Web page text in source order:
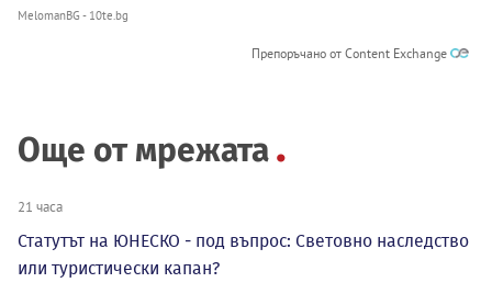
MelomanBG - 10te.bg
Препоръчано от Content Exchange
Още от мрежата
21 часа
Статутът на ЮНЕСКО - под въпрос: Световно наследство
или туристически капан?